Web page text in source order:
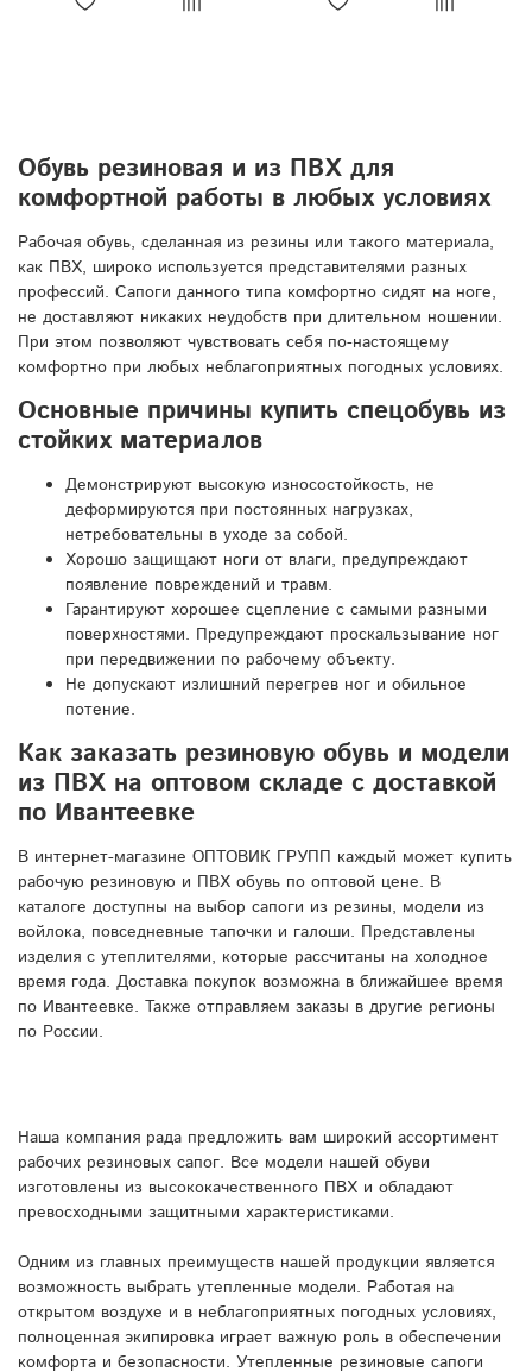
Обувь резиновая и из ПВХ для
комфортной работы в любых условиях
Рабочая обувь, сделанная из резины или такого материала,
как ПВХ, широко используется представителями разных
профессий. Сапоги данного типа комфортно сидят на ноге,
не доставляют никаких неудобств при длительном ношении.
При этом позволяют чувствовать себя по-настоящему
комфортно при любых неблагоприятных погодных условиях.
Основные причины купить спецобувь из
стойких материалов
Демонстрируют высокую износостойкость, не
деформируются при постоянных нагрузках,
нетребовательны в уходе за собой.
Хорошо защищают ноги от влаги, предупреждают
появление повреждений и травм.
Гарантируют хорошее сцепление с самыми разными
поверхностями. Предупреждают проскальзывание ног
при передвижении по рабочему объекту.
Не допускают излишний перегрев ног и обильное
потение.
Как заказать резиновую обувь и модели
из ПВХ на оптовом складе с доставкой
по Ивантеевке
В интернет-магазине ОПТОВИК ГРУПП каждый может купить
рабочую резиновую и ПВХ обувь по оптовой цене. В
каталоге доступны на выбор сапоги из резины, модели из
войлока, повседневные тапочки и галоши. Представлены
изделия с утеплителями, которые рассчитаны на холодное
время года. Доставка покупок возможна в ближайшее время
по Ивантеевке. Также отправляем заказы в другие регионы
по России.
Наша компания рада предложить вам широкий ассортимент
рабочих резиновых сапог. Все модели нашей обуви
изготовлены из высококачественного ПВХ и обладают
превосходными защитными характеристиками.
Одним из главных преимуществ нашей продукции является
возможность выбрать утепленные модели. Работая на
открытом воздухе и в неблагоприятных погодных условиях,
полноценная экипировка играет важную роль в обеспечении
комфорта и безопасности. Утепленные резиновые сапоги